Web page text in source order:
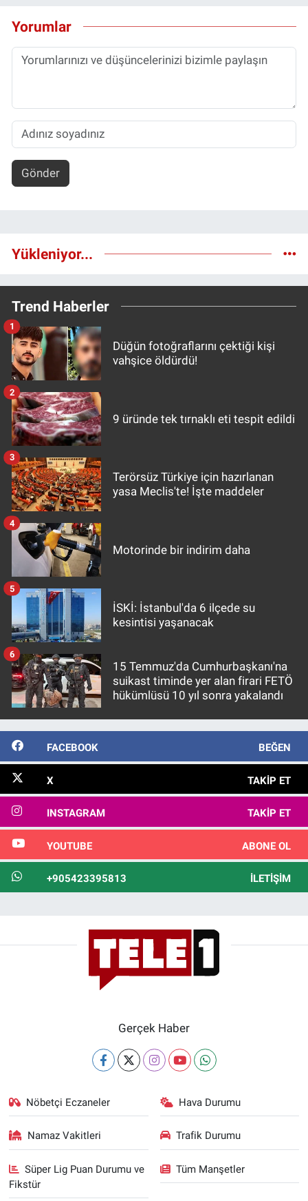
Yorumlar
Gönder
Yükleniyor...
Trend Haberler
Düğün fotoğraflarını çektiği kişi
vahşice öldürdü!
1
9 üründe tek tırnaklı eti tespit edildi
2
Terörsüz Türkiye için hazırlanan
yasa Meclis'te! İşte maddeler
3
Motorinde bir indirim daha
4
İSKİ: İstanbul'da 6 ilçede su
kesintisi yaşanacak
5
15 Temmuz'da Cumhurbaşkanı'na
suikast timinde yer alan firari FETÖ
hükümlüsü 10 yıl sonra yakalandı
6
FACEBOOK BEĞEN
X TAKIP ET
INSTAGRAM TAKIP ET
YOUTUBE ABONE OL
+905423395813 İLETIŞIM
Gerçek Haber
Nöbetçi Eczaneler Hava Durumu
Namaz Vakitleri Trafik Durumu
Süper Lig Puan Durumu ve
Fikstür
Tüm Manşetler